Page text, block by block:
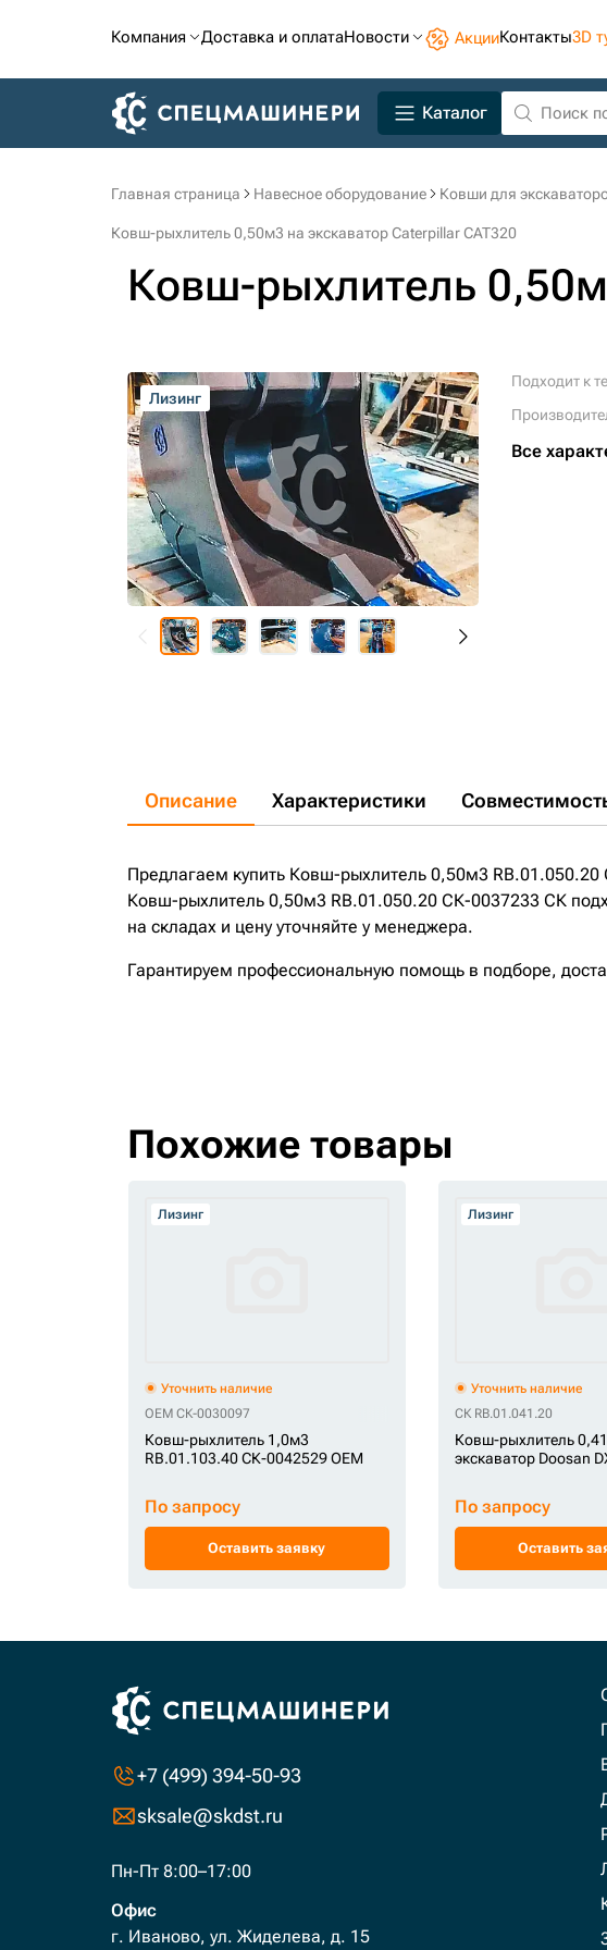
Компания Доставка и оплатаНовости АкцииКонтакты3D
Каталог
Главная страница Навесное оборудование Ковши для
Ковш-рыхлитель 0,50м3 на экскаватор Caterpillar CAT320
Ковш-рыхлитель
Лизинг
Лизинг
Лизинг
Лизинг
Лизинг
Подходит к
Все
Описание Характеристики
Предлагаем купить Ковш-рыхлитель 0,50м3
Ковш-рыхлитель 0,50м3 RB.01.050.20 СК-0037233 СК
на складах и цену уточняйте у менеджера.
Гарантируем профессиональную помощь в подборе,
Похожие товары
Лизинг
Уточнить наличие
OEM СК-0030097
Ковш-рыхлитель 1,0м3
RB.01.103.40 СК-0042529 OEM
По запросу
Оставить заявку
Лизинг
Уточнить наличие
СК RB.01.041.20
Ковш-рыхлитель
экскаватор Doosan
По запросу
Оставить
+7 (499) 394-50-93
sksale@skdst.ru
Пн-Пт 8:00–17:00
Офис
г. Иваново, ул. Жиделева, д. 15